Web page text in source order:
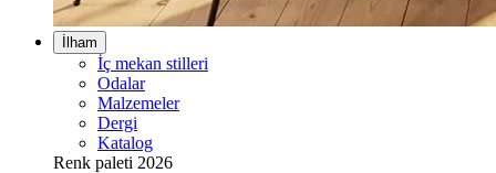
İlham
İç mekan stilleri
Odalar
Malzemeler
Dergi
Katalog
Renk paleti 2026